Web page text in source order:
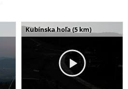
Kubínska hoľa (5 km)